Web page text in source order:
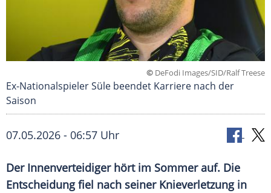
© DeFodi Images/SID/Ralf Treese
Ex-Nationalspieler Süle beendet Karriere nach der
Saison
07.05.2026 - 06:57 Uhr
Der Innenverteidiger hört im Sommer auf. Die
Entscheidung fiel nach seiner Knieverletzung in